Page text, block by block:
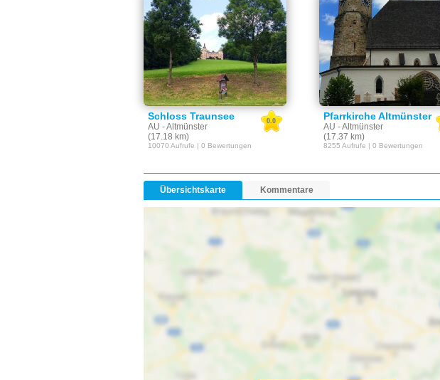
Schloss Traunsee
AU - Altmünster
(17.18 km)
0.0
10070 Aufrufe | 0 Bewertungen
Pfarrkirche Altmünster
AU - Altmünster
(17.37 km)
8255 Aufrufe | 0 Bewertungen
Übersichtskarte Kommentare